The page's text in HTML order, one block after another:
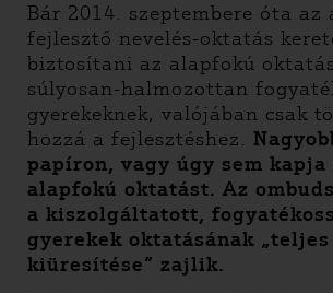
Bár 2014. szeptembere óta az
fejlesztő nevelés-oktatás
biztosítani az alapfokú
súlyosan-halmozottan
gyerekeknek, valójában csak
hozzá a fejlesztéshez.
papíron, vagy úgy sem kapja
alapfokú oktatást. Az
a kiszolgáltatott,
gyerekek oktatásának „teljes
kiüresítése” zajlik.